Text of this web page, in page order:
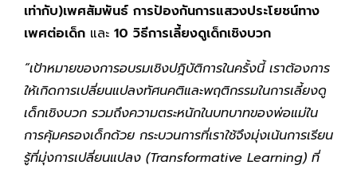
เท่ากับ)เพศสัมพันธ์ การป้องกันการแสวงประโยชน์ทาง
เพศต่อเด็ก และ 10 วิธีการเลี้ยงดูเด็กเชิงบวก
“เป้าหมายของการอบรมเชิงปฎิบัติการในครั้งนี้ เราต้องการ
ให้เกิดการเปลี่ยนแปลงทัศนคติและพฤติกรรมในการเลี้ยงดู
เด็กเชิงบวก รวมถึงความตระหนักในบทบาทของพ่อแม่ใน
การคุ้มครองเด็กด้วย กระบวนการที่เราใช้จึงมุ่งเน้นการเรียน
รู้ที่มุ่งการเปลี่ยนแปลง (Transformative Learning) ที่